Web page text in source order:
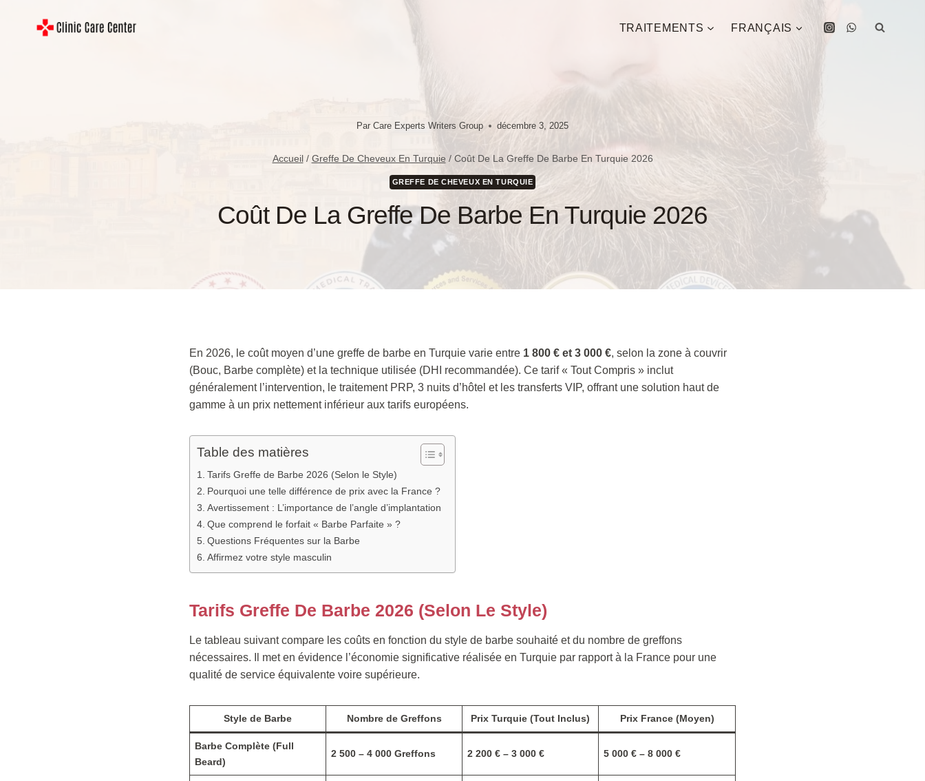
TRAITEMENTS FRANÇAIS
Par Care Experts Writers Group décembre 3, 2025
Accueil / Greffe De Cheveux En Turquie / Coût De La Greffe De Barbe En Turquie 2026
GREFFE DE CHEVEUX EN TURQUIE
Coût De La Greffe De Barbe En Turquie 2026
En 2026, le coût moyen d’une greffe de barbe en Turquie varie entre 1 800 € et 3 000 €, selon la zone à couvrir
(Bouc, Barbe complète) et la technique utilisée (DHI recommandée). Ce tarif « Tout Compris » inclut
généralement l’intervention, le traitement PRP, 3 nuits d’hôtel et les transferts VIP, offrant une solution haut de
gamme à un prix nettement inférieur aux tarifs européens.
Table des matières
Tarifs Greffe de Barbe 2026 (Selon le Style)
Pourquoi une telle différence de prix avec la France ?
Avertissement : L’importance de l’angle d’implantation
Que comprend le forfait « Barbe Parfaite » ?
Questions Fréquentes sur la Barbe
Affirmez votre style masculin
Tarifs Greffe De Barbe 2026 (Selon Le Style)
Le tableau suivant compare les coûts en fonction du style de barbe souhaité et du nombre de greffons
nécessaires. Il met en évidence l’économie significative réalisée en Turquie par rapport à la France pour une
qualité de service équivalente voire supérieure.
Style de Barbe Nombre de Greffons Prix Turquie (Tout Inclus) Prix France (Moyen)
Barbe Complète (Full
Beard)
2 500 – 4 000 Greffons 2 200 € – 3 000 € 5 000 € – 8 000 €